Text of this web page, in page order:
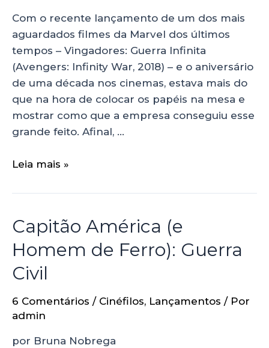
Com o recente lançamento de um dos mais
aguardados filmes da Marvel dos últimos
tempos – Vingadores: Guerra Infinita
(Avengers: Infinity War, 2018) – e o aniversário
de uma década nos cinemas, estava mais do
que na hora de colocar os papéis na mesa e
mostrar como que a empresa conseguiu esse
grande feito. Afinal, …
Leia mais »
Capitão América (e
Homem de Ferro): Guerra
Civil
6 Comentários / Cinéfilos, Lançamentos / Por
admin
por Bruna Nobrega